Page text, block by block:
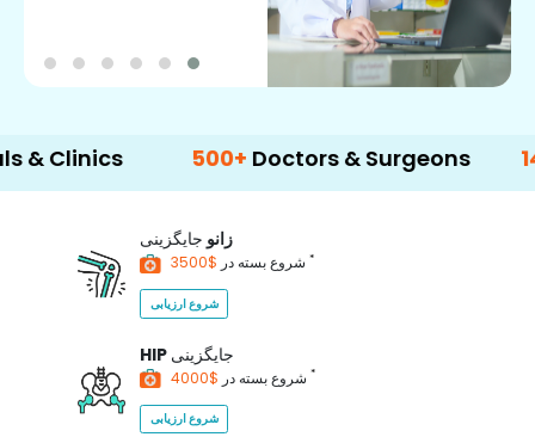
500+ Doctors & Surgeons 14+
زانو جایگزینی
شروع بسته در *
شروع ارزیابی
HIP جایگزینی
شروع بسته در *
شروع ارزیابی